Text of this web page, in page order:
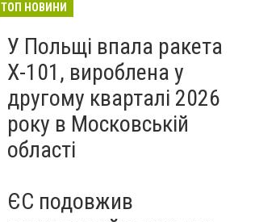
ТОП НОВИНИ
У Польщі впала ракета
Х-101, вироблена у
другому кварталі 2026
року в Московській
області
ЄС подовжив